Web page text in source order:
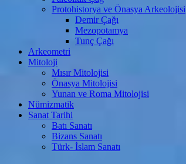
Protohistorya ve Önasya Arkeolojisi
Demir Çağı
Mezopotamya
Tunç Çağı
Arkeometri
Mitoloji
Mısır Mitolojisi
Önasya Mitolojisi
Yunan ve Roma Mitolojisi
Nümizmatik
Sanat Tarihi
Batı Sanatı
Bizans Sanatı
Türk- İslam Sanatı